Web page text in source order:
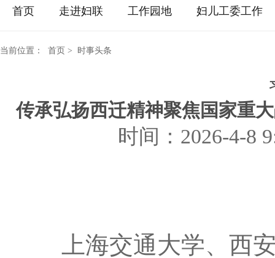
首页 走进妇联 工作园地 妇儿工委工作
当前位置： 首页 > 时事头条
传承弘扬西迁精神聚焦国家重
时间：2026-4-
上海交通大学、西